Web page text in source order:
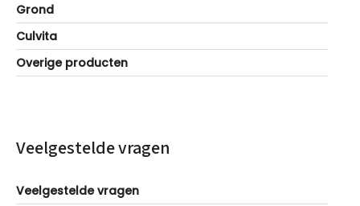
Grond
Culvita
Overige producten
Veelgestelde vragen
Veelgestelde vragen